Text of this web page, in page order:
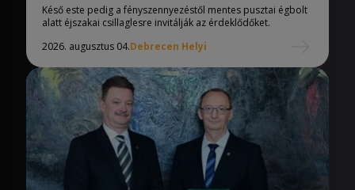
Késő este pedig a fényszennyezéstől mentes pusztai égbolt
alatt éjszakai csillaglesre invitálják az érdeklődőket.
2026. augusztus 04.Debrecen Helyi